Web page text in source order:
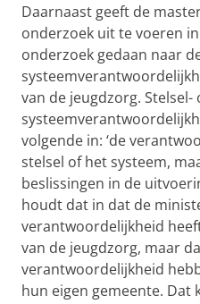
Daarnaast geeft de
onderzoek uit te voeren
onderzoek gedaan naar
van de jeugdzorg. Stelsel-
volgende in: ‘de
stelsel of het systeem,
beslissingen in de
houdt dat in dat de
verantwoordelijkheid
van de jeugdzorg, maar
verantwoordelijkheid
hun eigen gemeente. Dat